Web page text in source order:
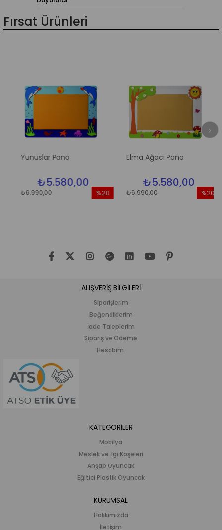
Fırsat Ürünleri
Yunuslar Pano
₺5.580,00
₺6.990,00
%20
Elma Ağacı Pano
₺5.580,00
₺6.990,00
%20
ALIŞVERİŞ BİLGİLERİ
Siparişlerim
Beğendiklerim
İade Taleplerim
Sipariş ve Ödeme
Hesabım
KATEGORİLER
Mobilya
Meslek ve İlgi Köşeleri
Ahşap Oyuncak
Eğitici Plastik Oyuncak
KURUMSAL
Hakkımızda
İletişim